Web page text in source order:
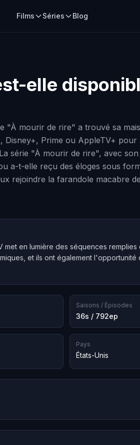
Films Séries Blog
elle
"À mourir de rire" a trouvé sa
Prime ou AppleTV+
série "À mourir de rire", avec
a-t-elle reçu des éloges sous
rejoindre la farandole macabre
met en lumière des séquences
et ils ont également
Saisons / Épisodes
36s / 792ep
Pays
États-Unis